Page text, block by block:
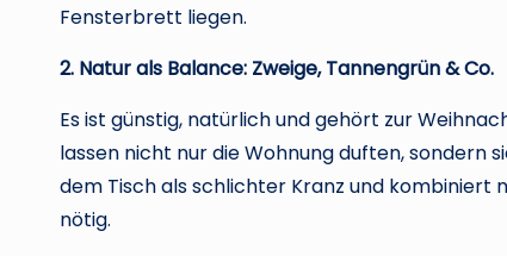
Fensterbrett liegen.
2. Natur als Balance: Zweige, Tannengrün & Co.
Es ist günstig, natürlich und gehört zur
lassen nicht nur die Wohnung duften, sondern
dem Tisch als schlichter Kranz und
nötig.